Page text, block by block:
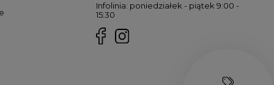
Infolinia: poniedziałek - piątek 9:00 -
15:30